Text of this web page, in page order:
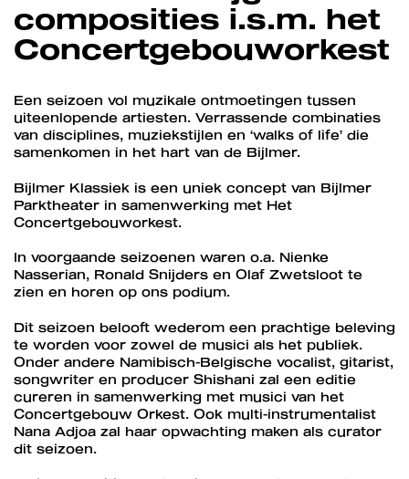
composities i.s.m. het
Concertgebouworkest
Een seizoen vol muzikale ontmoetingen tussen
uiteenlopende artiesten. Verrassende combinaties
van disciplines, muziekstijlen en ‘walks of life’ die
samenkomen in het hart van de Bijlmer.
Bijlmer Klassiek is een uniek concept van Bijlmer
Parktheater in samenwerking met Het
Concertgebouworkest.
In voorgaande seizoenen waren o.a. Nienke
Nasserian, Ronald Snijders en Olaf Zwetsloot te
zien en horen op ons podium.
Dit seizoen belooft wederom een prachtige beleving
te worden voor zowel de musici als het publiek.
Onder andere Namibisch-Belgische vocalist, gitarist,
songwriter en producer Shishani zal een editie
cureren in samenwerking met musici van het
Concertgebouw Orkest. Ook multi-instrumentalist
Nana Adjoa zal haar opwachting maken als curator
dit seizoen.